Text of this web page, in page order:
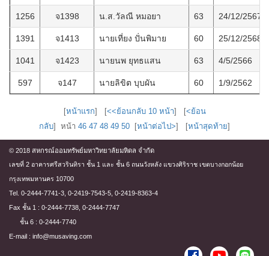
1256 จ1398 น.ส.วัลณี หมอยา 63 24/12/2567
1391 จ1413 นายเที่ยง ปั่นพิมาย 60 25/12/2568
1041 จ1423 นายนพ ยุทธแสน 63 4/5/2566
597 จ147 นายลิขิต บุบผัน 60 1/9/2562
[หน้าแรก] [<<ย้อนกลับ 10 หน้า] [<ย้อน
กลับ] หน้า 46 47 48 49 50 [หน้าต่อไป>] [หน้าสุดท้าย]
© 2018 สหกรณ์ออมทรัพย์มหาวิทยาลัยมหิดล จำกัด
เลขที่ 2 อาคารศรีสวรินทิรา ชั้น 1 และ ชั้น 6 ถนนวังหลัง แขวงศิริราช เขตบางกอกน้อย
กรุงเทพมหานคร 10700
Tel. 0-2444-7741-3, 0-2419-7543-5, 0-2419-8363-4
Fax ชั้น 1 : 0-2444-7738, 0-2444-7747
ชั้น 6 : 0-2444-7740
E-mail : info@musaving.com